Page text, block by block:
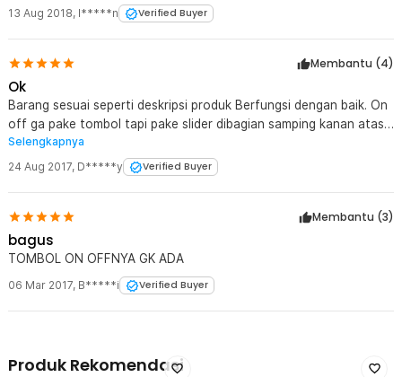
13 Aug 2018, I*****n Verified Buyer
Membantu (4)
Ok
Barang sesuai seperti deskripsi produk Berfungsi dengan baik. On
off ga pake tombol tapi pake slider dibagian samping kanan atas
yg utk mengatur power listriknya. Kabel utk elektroda hanya
dapat 1 unit jadi alat ini di golongkan sebagai alat TENS yg single
chanel. ( 1 kabel 2 pads ) Saran utk jaknot tlg jual juga kabel
Selengkapnya
24 Aug 2017, D*****y Verified Buyer
Membantu (3)
bagus
TOMBOL ON OFFNYA GK ADA
06 Mar 2017, B*****i Verified Buyer
Produk Rekomendasi